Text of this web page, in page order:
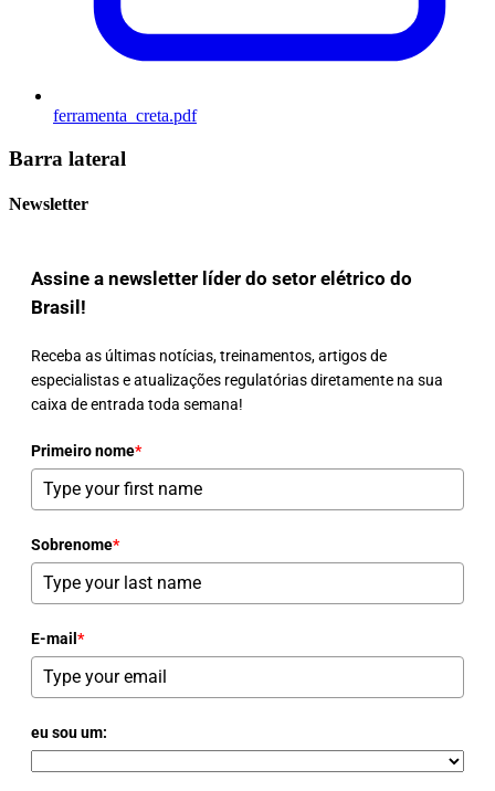
ferramenta_creta.pdf
Barra lateral
Newsletter
Assine a newsletter líder do setor elétrico do
Brasil!
Receba as últimas notícias, treinamentos, artigos de
especialistas e atualizações regulatórias diretamente na sua
caixa de entrada toda semana!
Primeiro nome*
Sobrenome*
E-mail *
eu sou um: